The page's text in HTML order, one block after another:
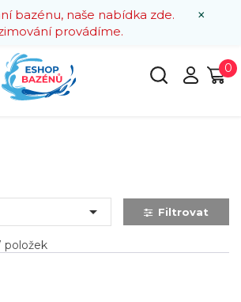
×
bazénu, naše nabídka zde.
provádíme.
0
 Filtrovat
položek